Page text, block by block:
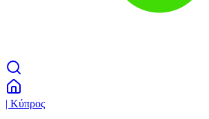
| Κύπρος